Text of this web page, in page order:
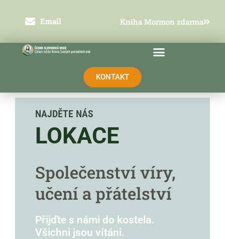
Email Kniha Mormon zdarma
KONTAKT
NAJDĚTE NÁS
LOKACE
Společenství víry,
učení a přátelství
Přijďte s námi do kostela.
Všichni jsou vítáni.